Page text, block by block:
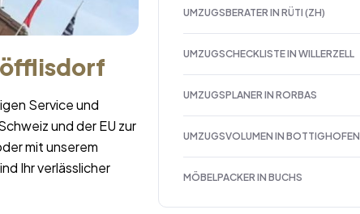
Service und
und der EU zur
mit unserem
Ihr verlässlicher
UMZUGSBERATER IN RÜTI (ZH)
UMZUGSCHECKLISTE IN WILLERZELL
UMZUGSPLANER IN RORBAS
UMZUGSVOLUMEN IN BOTTIGHOFEN
MÖBELPACKER IN BUCHS